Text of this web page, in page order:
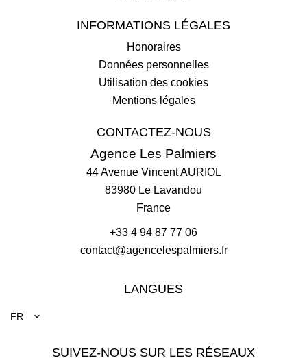
INFORMATIONS LÉGALES
Honoraires
Données personnelles
Utilisation des cookies
Mentions légales
CONTACTEZ-NOUS
Agence Les Palmiers
44 Avenue Vincent AURIOL
83980 Le Lavandou
France
+33 4 94 87 77 06
contact@agencelespalmiers.fr
LANGUES
FR
SUIVEZ-NOUS SUR LES RÉSEAUX